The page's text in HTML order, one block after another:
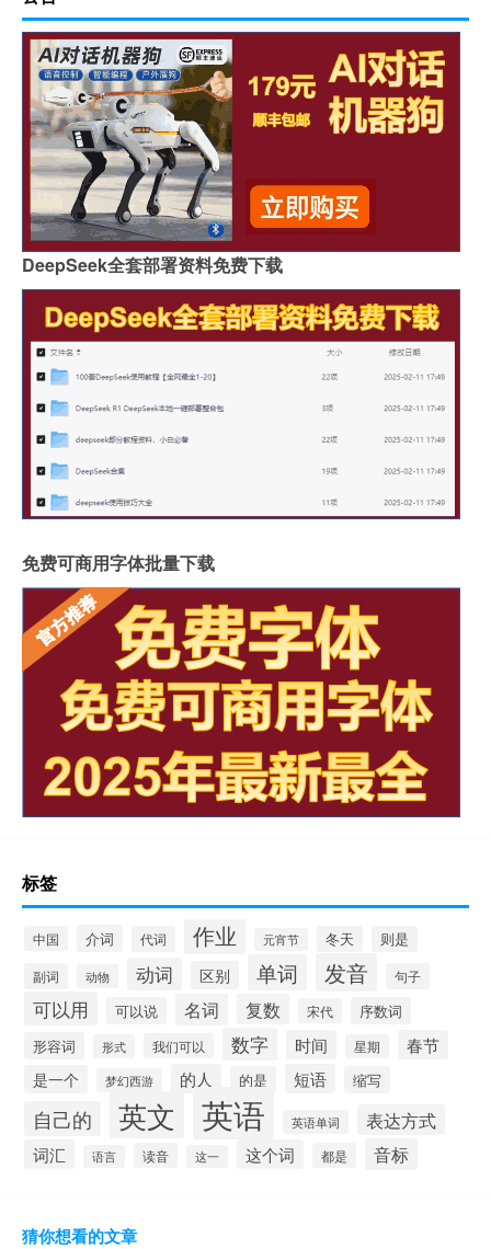
DeepSeek全套部署资料免费下载
免费可商用字体批量下载
标签
中国 介词 代词 作业 元宵节 冬天
则是
副词
动物 动词 区别 单词 发音 句子
可以用 可以说 名词 复数 宋代
序数词
形容词
形式 我们可以 数字 时间 星期 春节
是一个 梦幻西游 的人 的是 短语 缩写
自己的 英文 英语 英语单词 表达方式
词汇 语言 读音 这一 这个词 都是 音标
猜你想看的文章